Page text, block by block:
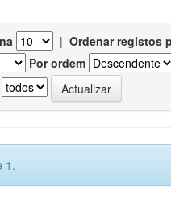
| Ordenar registos
Por ordem
1.